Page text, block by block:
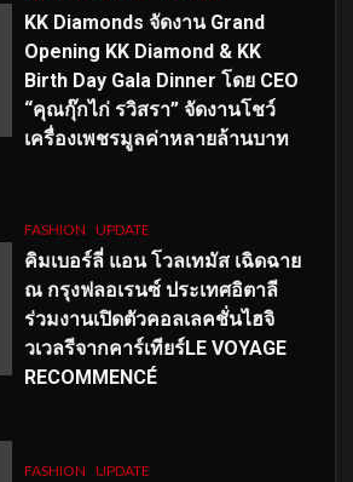
KK Diamonds จัดงาน Grand
Opening KK Diamond & KK
Birth Day Gala Dinner โดย CEO
“คุณกุ๊กไก่ รวิสรา” จัดงานโชว์
เครื่องเพชรมูลค่าหลายล้านบาท
FASHION UPDATE
คิมเบอร์ลี่ แอน โวลเทมัส เฉิดฉาย
ณ กรุงฟลอเรนซ์ ประเทศอิตาลี
ร่วมงานเปิดตัวคอลเลคชั่นไฮจิ
วเวลรีจากคาร์เทียร์LE VOYAGE
RECOMMENCÉ
FASHION UPDATE